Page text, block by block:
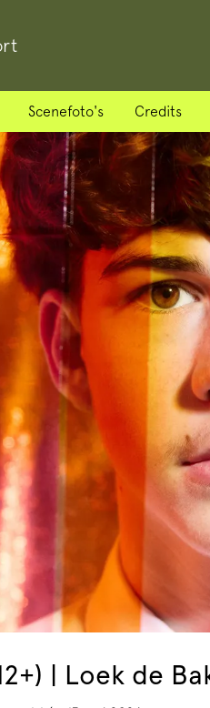
Scenefoto's Credits
| Loek de